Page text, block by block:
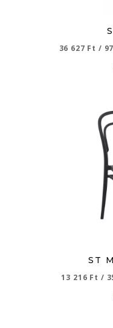
36 627 Ft /
ST
13 216 Ft /